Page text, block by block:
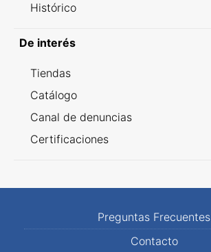
Histórico
De interés
Tiendas
Catálogo
Canal de denuncias
Certificaciones
Preguntas Frecuentes
Contacto